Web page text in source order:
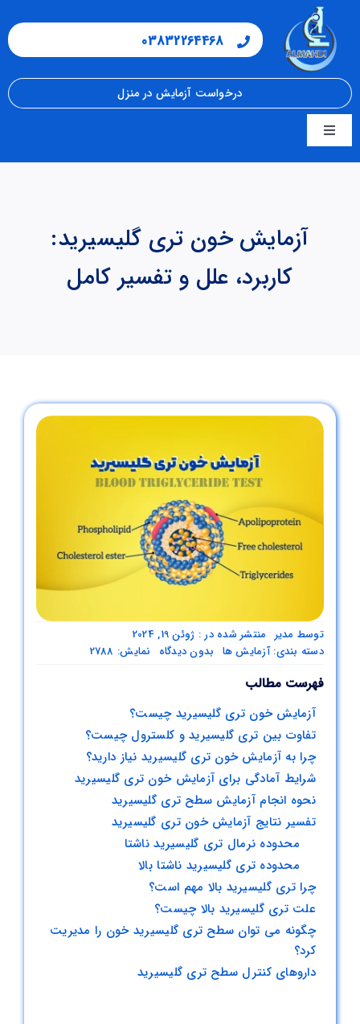
محتوا
03832264468
درخواست آزمایش در منزل
Toggle
Navigation
مجله سلامت
شرایط نمونه گیری
بیمه های طرف قرارداد
چارت سازمانی
نظرسنجی
تماس با ما
آزمایش خون تری گلیسیرید:
کاربرد، علل و تفسیر کامل
توسط مدیر منتشر شده در : ژوئن 19, 2024
دسته بندی:آزمایش ها بدون دیدگاه on
گلیسیرید:
کاربرد،
علل
و
تفسیر
کامل
نمایش: 2788
فهرست مطالب
آزمایش خون تری گلیسیرید چیست؟
تفاوت بین تری گلیسیرید و کلسترول چیست؟
چرا به آزمایش خون تری گلیسیرید نیاز دارید؟
شرایط آمادگی برای آزمایش خون تری گلیسیرید
نحوه انجام آزمایش سطح تری گلیسیرید
تفسیر نتایج آزمایش خون تری گلیسیرید
محدوده نرمال تری گلیسیرید ناشتا
محدوده تری گلیسیرید ناشتا بالا
چرا تری گلیسیرید بالا مهم است؟
علت تری گلیسیرید بالا چیست؟
چگونه می توان سطح تری گلیسیرید خون را مدیریت
کرد؟
داروهای کنترل سطح تری گلیسیرید